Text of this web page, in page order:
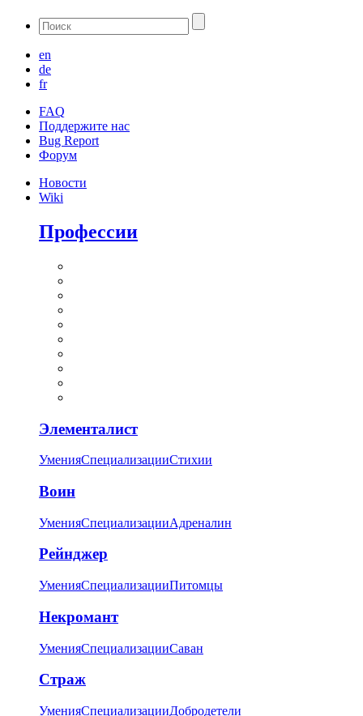
en
de
fr
FAQ
Поддержите нас
Bug Report
Форум
Новости
Wiki
Профессии
Элементалист
УменияСпециализацииСтихии
Воин
УменияСпециализацииАдреналин
Рейнджер
УменияСпециализацииПитомцы
Некромант
УменияСпециализацииСаван
Страж
УменияСпециализацииДобродетели